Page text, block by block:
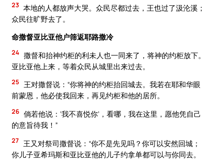
23 本地的人都放声大哭。众民尽都过去，王也过了汲沦溪；
众民往旷野去了。
命撒督亚比亚他户筛返耶路撒冷
24 撒督和抬神约柜的利未人也一同来了，将神的约柜放下。
亚比亚他上来，等着众民从城里出来过去。
25 王对撒督说：“你将神的约柜抬回城去。我若在耶和华眼
前蒙恩，他必使我回来，再见约柜和他的居所。
26 倘若他说：‘我不喜悦你’，看哪，我在这里，愿他凭自己
的意旨待我！”
27 王又对祭司撒督说：“你不是先见吗？你可以安然回城；
你儿子亚希玛斯和亚比亚他的儿子约拿单都可以与你同去。